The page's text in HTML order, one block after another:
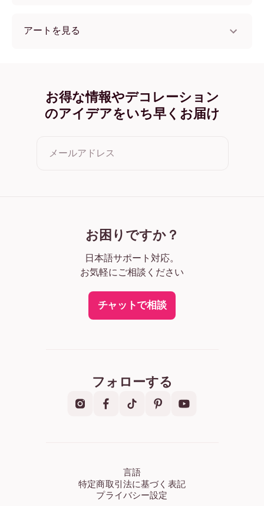
アートを見る
Dirty Martini Duo オーク
Dirty Martini Duo ワイド ブラック
Dirty Martini Duo ワイド ホワイト
お得な情報やデコレーション
のアイデアをいち早くお届け
メールアドレス
お困りですか？
日本語サポート対応。
お気軽にご相談ください
チャットで相談
フォローする
言語
特定商取引法に基づく表記
プライバシー設定